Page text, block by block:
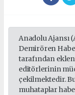
Anadolu Ajansı
Demirören
tarafından
editörlerinin
çekilmektedir.
muhataplar